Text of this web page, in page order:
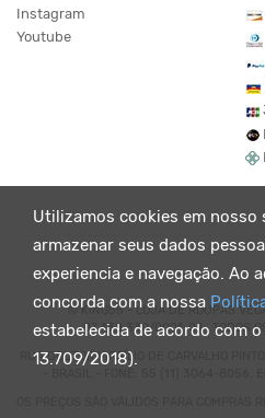
Utilizamos cookies em nosso
armazenar seus dados
experiencia e navegação. Ao
concorda com a nossa
estabelecida de acordo com o
13.709/2018).
Instagram
Youtube
© KING55 - LOJA DE ROUPAS
07.438.330/0001-02 . TODOS
RUA DOUTOR VIRGÍLIO DE CARVALHO